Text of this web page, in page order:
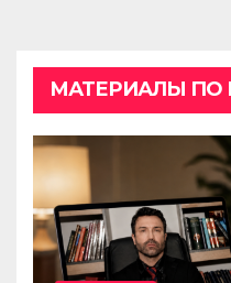
МАТЕРИАЛЫ ПО